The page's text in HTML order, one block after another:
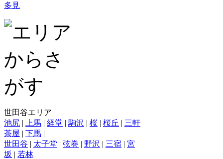
多見
世田谷エリア
池尻 | 上馬 | 経堂 | 駒沢 | 桜 | 桜丘 | 三軒
茶屋 | 下馬 |
世田谷 | 太子堂 | 弦巻 | 野沢 | 三宿 | 宮
坂 | 若林